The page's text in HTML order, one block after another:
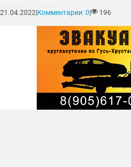
21.04.2022|Комментарии:0| 196